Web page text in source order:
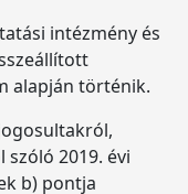
intézmény és
alapján történik.
2019. évi
b) pontja